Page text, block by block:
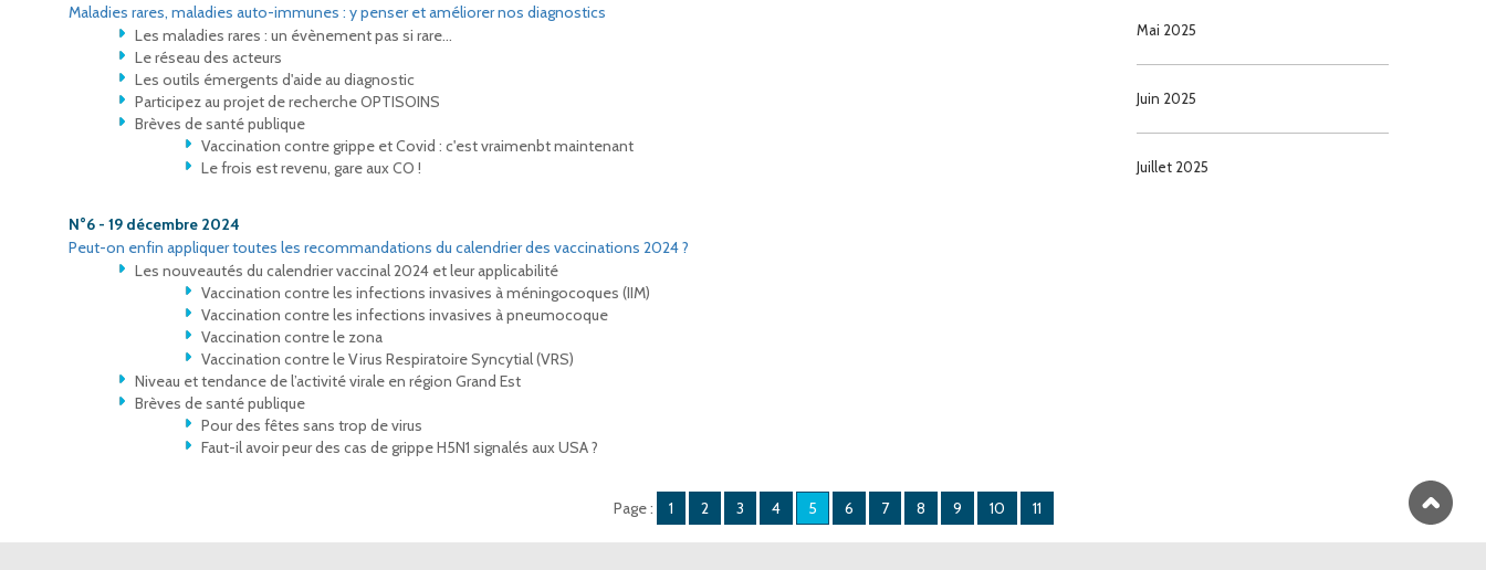
Maladies rares, maladies auto-immunes : y penser et améliorer nos diagnostics
Les maladies rares : un évènement pas si rare…
Le réseau des acteurs
Les outils émergents d'aide au diagnostic
Participez au projet de recherche OPTISOINS
Brèves de santé publique
Vaccination contre grippe et Covid : c'est vraimenbt maintenant
Le frois est revenu, gare aux CO !
N°6 - 19 décembre 2024
Peut-on enfin appliquer toutes les recommandations du calendrier des vaccinations 2024 ?
Les nouveautés du calendrier vaccinal 2024 et leur applicabilité
Vaccination contre les infections invasives à méningocoques (IIM)
Vaccination contre les infections invasives à pneumocoque
Vaccination contre le zona
Vaccination contre le Virus Respiratoire Syncytial (VRS)
Niveau et tendance de l’activité virale en région Grand Est
Brèves de santé publique
Pour des fêtes sans trop de virus
Faut-il avoir peur des cas de grippe H5N1 signalés aux USA ?
Page : 1 2 3 4 5 6 7 8 9 10 11
Mai 2025
Juin 2025
Juillet 2025